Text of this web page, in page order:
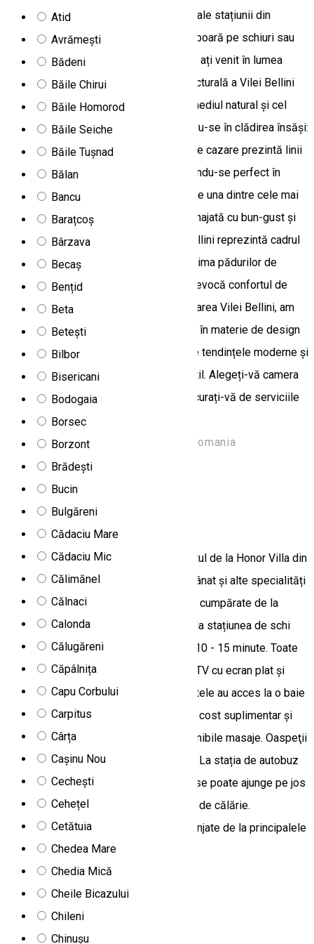
Atid
Avrămești
Bădeni
Băile Chirui
Băile Homorod
Băile Seiche
Băile Tușnad
Bălan
Bancu
Barațcoș
Bârzava
Becaș
Bențid
Beta
Betești
Bilbor
Bisericani
Bodogaia
Borsec
Borzont
Brădești
Bucin
Bulgăreni
Cădaciu Mare
Cădaciu Mic
Călimănel
Călnaci
Calonda
Călugăreni
Căpâlnița
Capu Corbului
Carpitus
Cârța
Cașinu Nou
Cechești
Cehețel
Cetătuia
Chedea Mare
Chedia Mică
Cheile Bicazului
Chileni
Chinușu
cele mai frumoase imagini panoramice ale stațiunii din
capătul pârtiei Speranța, de unde se coboară pe schiuri sau
bobul de vară, în funcție de sezon. Bine ați venit în lumea
magică a Vilei Bellini! Concepția arhitecturală a Vilei Bellini
are în vedere stabilirea armoniei între mediul natural și cel
construit, această preocupare oglindindu-se în clădirea însăși:
un refugiu sofisticat. Unitatea noastră de cazare prezintă linii
arhitecturale moderne, totodată încadrându-se perfect în
spațiul construit din jur și este situată pe una dintre cele mai
frumoase alei istorice din Borsec. Amenajată cu bun-gust și
caracterizată prin grijă la detalii, Vila Bellini reprezintă cadrul
ideal pentru un răstimp de relaxare în inima pădurilor de
brazi. Rafinamentul camerelor noastre evocă confortul de
acasă și vă invită la relaxare! În proiectarea Vilei Bellini, am
ținut pasul cu cele mai recente tendințe în materie de design
interior pentru a amenaja camere în care tendințele moderne și
eleganța tradițională sunt îmbinate subtil. Alegeți-vă camera
care vi se potrivește cel mai bine și bucurați-vă de serviciile
noastre de calitate!
Strada Carpați 95, Borsec 535300, Romania
Cazare Family-friendly
Deschis
Honor Villa
Înconjurat de Munții Harghita, restaurantul de la Honor Villa din
localitatea Izvoare servește carne de vânat și alte specialități
de vânătoare, care pot fi, de asemenea, cumpărate de la
magazinul din incintă. La lacul Zetea și la stațiunea de schi
Mădăraș se poate ajunge cu mașina în 10 - 15 minute. Toate
unitățile de cazare de la Honor Villa au TV cu ecran plat și
DVD player. Unele au baie privată, iar altele au acces la o baie
comună. Unele camere au balcon. La un cost suplimentar și
pentru minimum 2 persoane sunt disponibile masaje. Oaspeţii
beneficiază de parcare privată gratuită. La stația de autobuz
local și la un parc cu animale sălbatice se poate ajunge pe jos
în 10 minute. La 1,5 km se află facilități de călărie.
Transferurile de la/la aeroport pot fi aranjate de la principalele
aeroporturi regionale la cerere.
Izvoare, Romania, 537362
Cazare Family-friendlyVilă
Deschis